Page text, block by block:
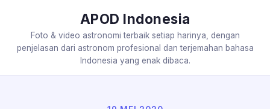
APOD Indonesia
Foto & video astronomi terbaik setiap harinya, dengan
penjelasan dari astronom profesional dan terjemahan bahasa
Indonesia yang enak dibaca.